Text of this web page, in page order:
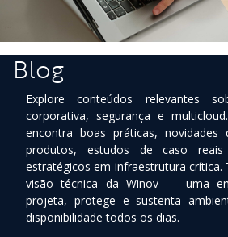
Blog
Explore conteúdos relevantes
corporativa, segurança e
encontra boas práticas, novidades
produtos, estudos de caso
estratégicos em infraestrutura crítica.
visão técnica da Winov — uma
projeta, protege e sustenta
disponibilidade todos os dias.